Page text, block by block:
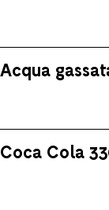
Acqua
Coca Cola